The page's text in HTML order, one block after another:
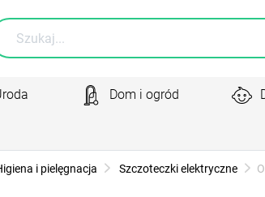
Dom i ogród
i pielęgnacja Szczoteczki elektryczne